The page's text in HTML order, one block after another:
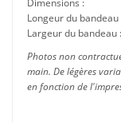
Dimensions :
Longeur du bandeau
Largeur du bandeau
Photos non
main. De légères
en fonction de